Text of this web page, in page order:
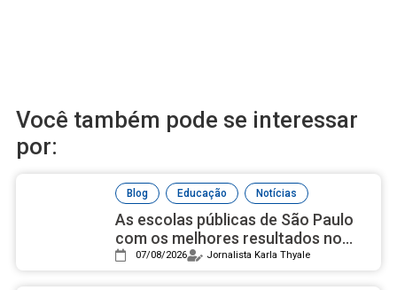
Você também pode se interessar
por:
Blog , Educação , Notícias
As escolas públicas de São Paulo
com os melhores resultados no
ensino médio, de acordo com Ideb
07/08/2026 Jornalista Karla Thyale